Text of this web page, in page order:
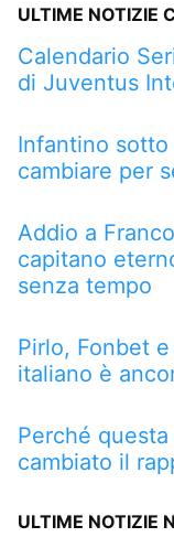
ULTIME NOTIZIE
Calendario
di Juventus
Infantino
cambiare per
Addio a
capitano
senza tempo
Pirlo, Fonbet
italiano è
Perché
cambiato il
ULTIME NOTIZIE